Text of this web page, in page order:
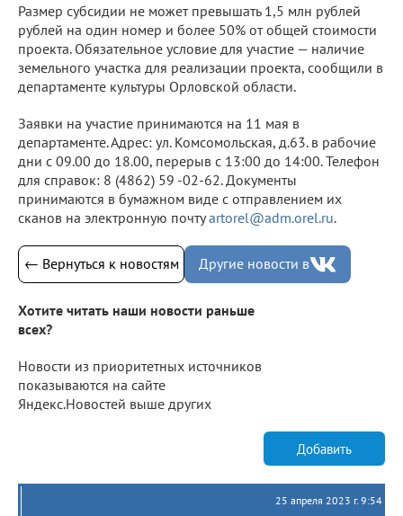
Размер субсидии не может превышать 1,5 млн рублей
рублей на один номер и более 50% от общей стоимости
проекта. Обязательное условие для участие — наличие
земельного участка для реализации проекта, сообщили в
департаменте культуры Орловской области.
Заявки на участие принимаются на 11 мая в
департаменте. Адрес: ул. Комсомольская, д.63. в рабочие
дни с 09.00 до 18.00, перерыв с 13:00 до 14:00. Телефон
для справок: 8 (4862) 59 -02-62. Документы
принимаются в бумажном виде с отправлением их
сканов на электронную почтуartorel@adm.orel.ru.
← Вернуться к новостям Другие новости в
Хотите читать наши новости раньше
всех?
Новости из приоритетных источников
показываются на сайте
Яндекс.Новостей выше других
Добавить
25 апреля 2023 г. 9:54